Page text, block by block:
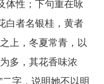
体性；下句重在咏
白者名银桂，黄者
上，冬夏常青，以
多，其花香味浓
二字，说明她不以明